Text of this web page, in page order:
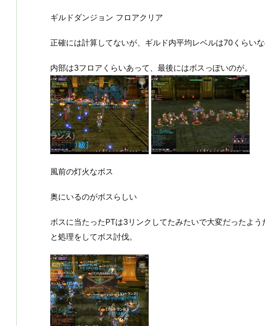
ギルドダンジョン フロアクリア
正確には計算してないが、ギルド内平均レベルは70くらい
内部は3フロアくらいあって、最後にはボスっぽいのが。
風前の灯火なボス
奥にいるのがボスらしい
ボスに当たったPTは3リンクしてたみたいで大変だったよ
と処理をしてボス討伐。